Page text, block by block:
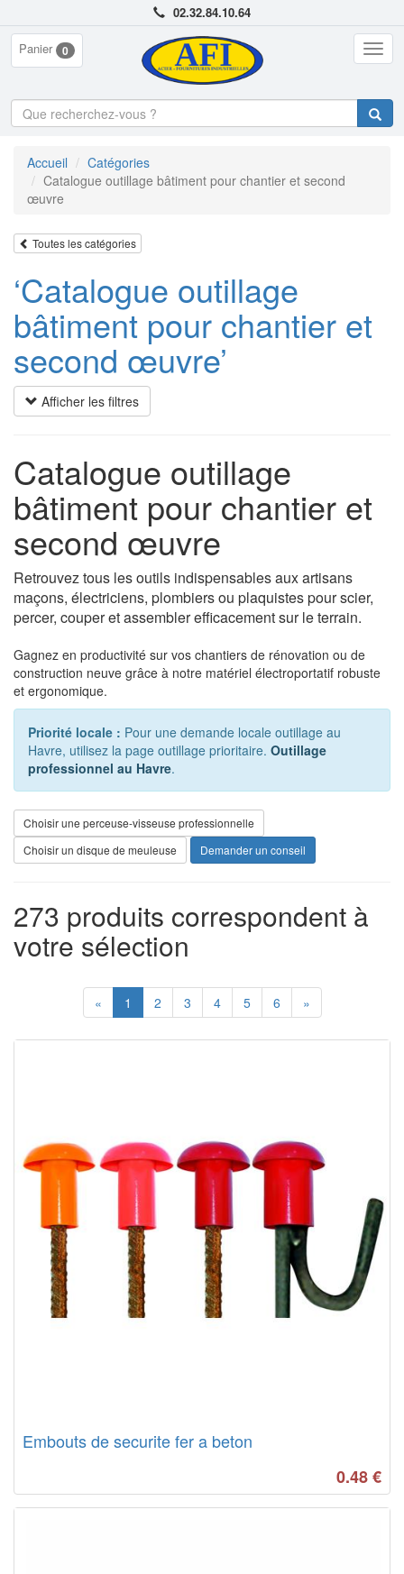
02.32.84.10.64
Panier 0
Accueil
Catégories
Catalogue outillage bâtiment pour chantier et second
œuvre
Toutes les catégories
‘Catalogue outillage
bâtiment pour chantier et
second œuvre’
Afficher les filtres
Catalogue outillage
bâtiment pour chantier et
second œuvre
Retrouvez tous les outils indispensables aux artisans
maçons, électriciens, plombiers ou plaquistes pour scier,
percer, couper et assembler efficacement sur le terrain.
Gagnez en productivité sur vos chantiers de rénovation ou de
construction neuve grâce à notre matériel électroportatif robuste
et ergonomique.
Priorité locale : Pour une demande locale outillage au
Havre, utilisez la page outillage prioritaire. Outillage
professionnel au Havre.
Choisir une perceuse-visseuse professionnelle
Choisir un disque de meuleuse
Demander un conseil
273 produits correspondent à
votre sélection
« 1 2 3 4 5 6 »
Embouts de securite fer a beton
0.48€